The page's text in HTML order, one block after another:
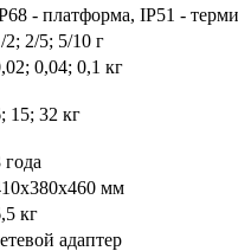
- платформа, IP51 -
2; 2/5; 5/10 г
0,04; 0,1 кг
15; 32 кг
года
мм
кг
адаптер